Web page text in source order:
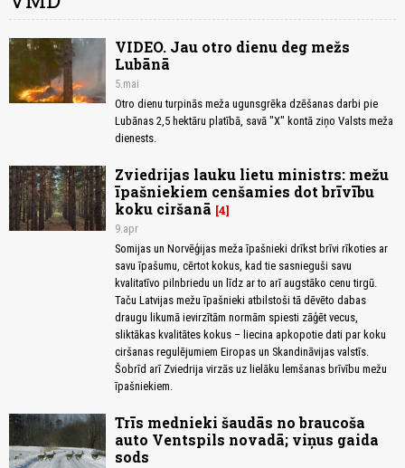
VIDEO. Jau otro dienu deg mežs
Lubānā
5.mai
Otro dienu turpinās meža ugunsgrēka dzēšanas darbi pie
Lubānas 2,5 hektāru platībā, savā "X" kontā ziņo Valsts meža
dienests.
Zviedrijas lauku lietu ministrs: mežu
īpašniekiem cenšamies dot brīvību
koku ciršanā 4
9.apr
Somijas un Norvēģijas meža īpašnieki drīkst brīvi rīkoties ar
savu īpašumu, cērtot kokus, kad tie sasnieguši savu
kvalitatīvo pilnbriedu un līdz ar to arī augstāko cenu tirgū.
Taču Latvijas mežu īpašnieki atbilstoši tā dēvēto dabas
draugu likumā ievirzītām normām spiesti zāģēt vecus,
sliktākas kvalitātes kokus – liecina apkopotie dati par koku
ciršanas regulējumiem Eiropas un Skandināvijas valstīs.
Šobrīd arī Zviedrija virzās uz lielāku lemšanas brīvību mežu
īpašniekiem.
Trīs mednieki šaudās no braucoša
auto Ventspils novadā; viņus gaida
sods